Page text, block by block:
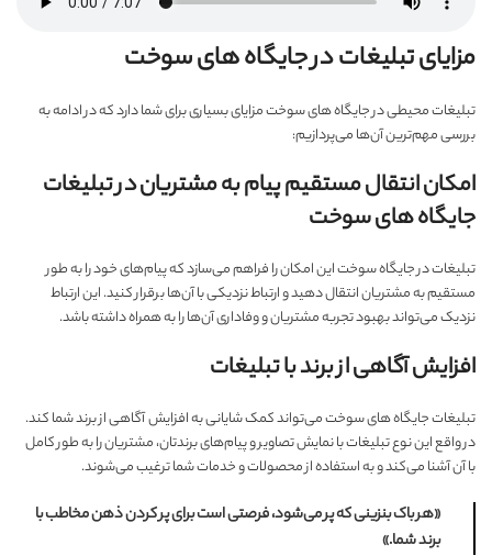
مزایای تبلیغات در جایگاه های سوخت
تبلیغات محیطی در جایگاه های سوخت مزایای بسیاری برای شما دارد که در ادامه به
بررسی مهم‌ترین آن‌ها می‌پردازیم:
امکان انتقال مستقیم پیام به مشتریان در تبلیغات
جایگاه های سوخت
تبلیغات در جایگاه سوخت این امکان را فراهم می‌سازد که پیام‌های خود را به طور
مستقیم به مشتریان انتقال دهید و ارتباط نزدیکی با آن‌ها برقرار کنید. این ارتباط
نزدیک می‌تواند بهبود تجربه مشتریان و وفاداری آن‌ها را به همراه داشته باشد.
افزایش آگاهی از برند با تبلیغات
تبلیغات جایگاه های سوخت می‌تواند کمک شایانی به افزایش آگاهی از برند شما کند.
در واقع این نوع تبلیغات با نمایش تصاویر و پیام‌های برندتان، مشتریان را به طور کامل
با آن آشنا می‌کند و به استفاده از محصولات و خدمات شما ترغیب می‌شوند.
«هر باک بنزینی که پر می‌شود، فرصتی است برای پر کردن ذهن مخاطب با
برند شما.»